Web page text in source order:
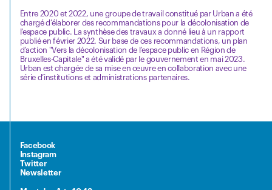
Entre 2020 et 2022, une groupe de travail constitué par Urban a été
chargé d’élaborer des recommandations pour la décolonisation de
l’espace public. La synthèse des travaux a donné lieu à un rapport
publié en février 2022. Sur base de ces recommandations, un plan
d’action "Vers la décolonisation de l’espace public en Région de
Bruxelles-Capitale" a été validé par le gouvernement en mai 2023.
Urban est chargée de sa mise en œuvre en collaboration avec une
série d’institutions et administrations partenaires.
Facebook
Instagram
Twitter
Newsletter